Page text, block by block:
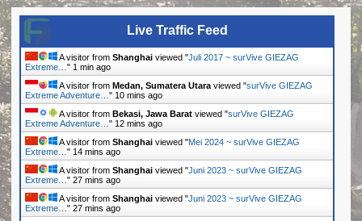
Live Traffic Feed
A visitor from Shanghai viewed "Juli 2017 ~ surVive GIEZAG
Extreme… " 1 min ago
A visitor from Medan, Sumatera Utara viewed "surVive GIEZAG
Extreme Adventure… " 10 mins ago
A visitor from Bekasi, Jawa Barat viewed "surVive GIEZAG
Extreme Adventure… " 12 mins ago
A visitor from Shanghai viewed "Mei 2024 ~ surVive GIEZAG
Extreme… " 14 mins ago
A visitor from Shanghai viewed "Juni 2023 ~ surVive GIEZAG
Extreme… " 27 mins ago
A visitor from Shanghai viewed "Juni 2023 ~ surVive GIEZAG
Extreme… " 27 mins ago